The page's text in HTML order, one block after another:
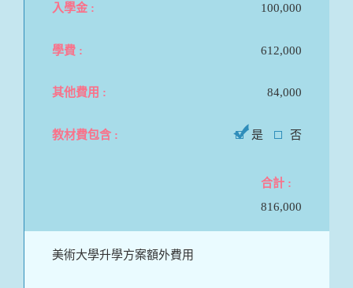
100,000
612,000
84,000
是 否
816,000
美術大學升學方案額外費用